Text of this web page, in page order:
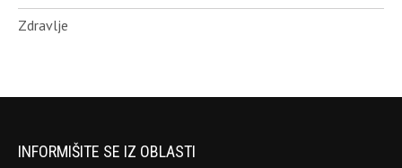
Zdravlje
INFORMIŠITE SE IZ OBLASTI